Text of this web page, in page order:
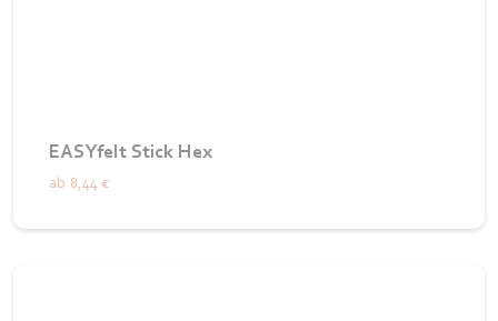
EASYfelt Stick Hex
ab 8,44 €